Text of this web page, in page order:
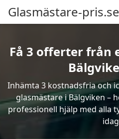
Glasmästare-pris.se
Få 3 offerter från
Inhämta 3 kostnadsfria och
glasmästare i Bälgviken –
professionell hjälp med alla